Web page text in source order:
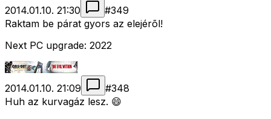
2014.01.10. 21:30 #349
Raktam be párat gyors az elejérõl!
Next PC upgrade: 2022
2014.01.10. 21:09 #348
Huh az kurvagáz lesz. 😄